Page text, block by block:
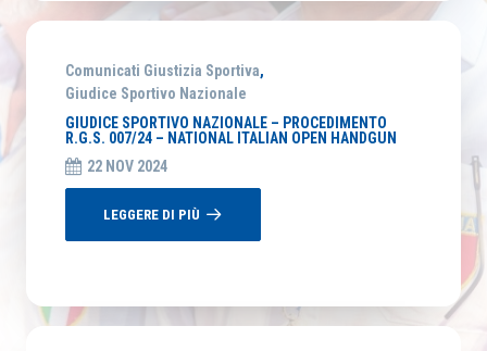
Comunicati Giustizia Sportiva,
Giudice Sportivo Nazionale
GIUDICE SPORTIVO NAZIONALE – PROCEDIMENTO
R.G.S. 007/24 – NATIONAL ITALIAN OPEN HANDGUN
22 NOV 2024
LEGGERE DI PIÙ